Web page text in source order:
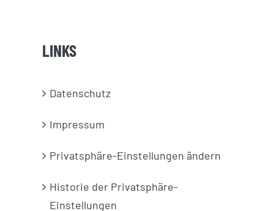
LINKS
Datenschutz
Impressum
Privatsphäre-Einstellungen ändern
Historie der Privatsphäre-
Einstellungen